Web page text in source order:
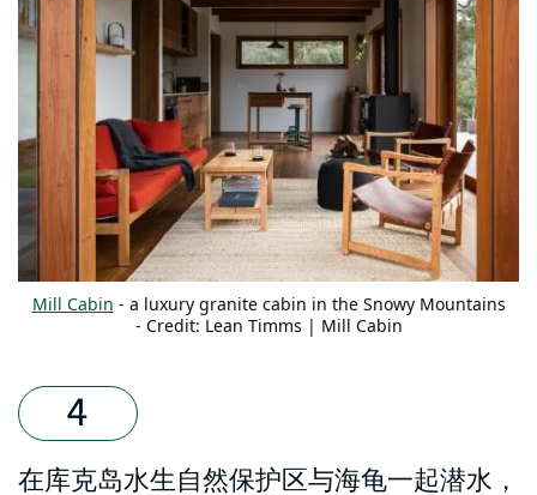
Mill Cabin - a luxury granite cabin in the Snowy Mountains
- Credit: Lean Timms | Mill Cabin
在库克岛水生自然保护区与海龟一起潜水，